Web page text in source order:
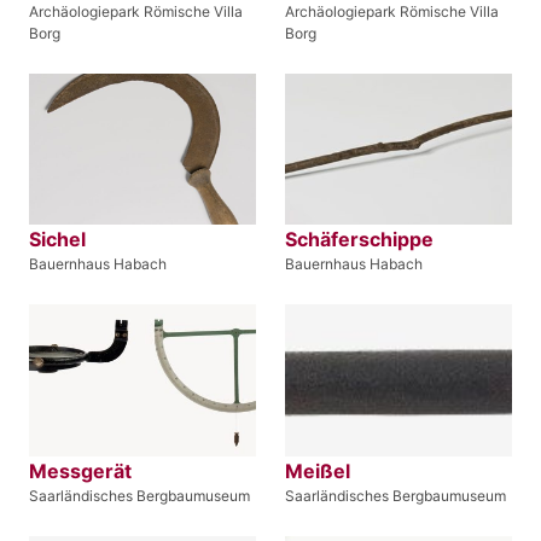
Archäologiepark Römische Villa
Borg
Archäologiepark Römische Villa
Borg
Sichel
Bauernhaus Habach
Schäferschippe
Bauernhaus Habach
Messgerät
Saarländisches Bergbaumuseum
Meißel
Saarländisches Bergbaumuseum